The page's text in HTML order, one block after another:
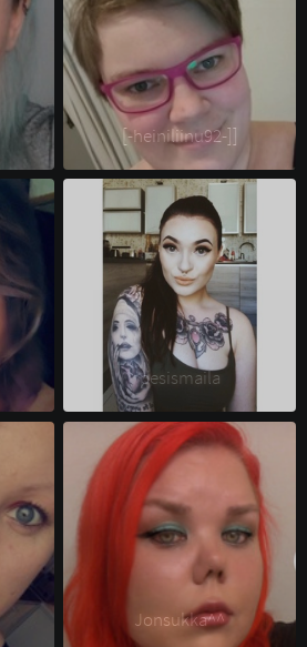
[-heiniliinu92-]]
pesismaila
Jonsukka^^